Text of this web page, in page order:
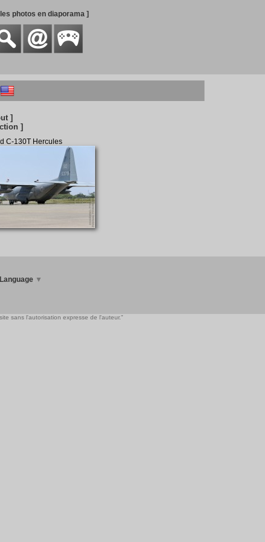
photos en diaporama ]
]
]
C-130T Hercules
▼
sans l'autorisation expresse de l'auteur."